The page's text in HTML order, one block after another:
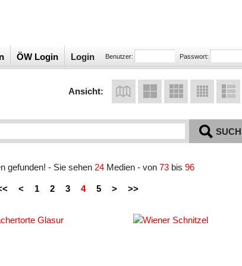
ÖW Login Login Benutzer: Passwort:
Ansicht:
gefunden! - Sie sehen 24 Medien - von 73 bis 96
< 1 2 3 4 5 > >>